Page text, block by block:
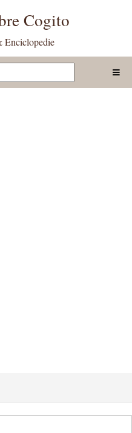
Cogito
Enciclopedie